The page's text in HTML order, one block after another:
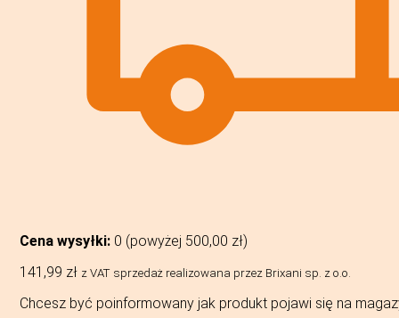
Cena wysyłki: 0 (powyżej 500,00 zł)
141,99 zł z VAT sprzedaż realizowana przez Brixani sp. z o.o.
Chcesz być poinformowany jak produkt pojawi się na